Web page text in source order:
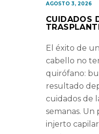
AGOSTO 3, 2026
CUIDADOS
El éxito de
cabello no
quirófano:
resultado
cuidados de
semanas. Un
injerto